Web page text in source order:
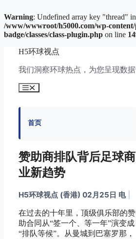
Warning: Undefined array key "thread" in
/www/wwwroot/h5000.com/wp-
badge/classes/class-plugin.php on line
H5环球视点
我们洞察环球热点，为您呈现数据
菜
首页
赞助商排队背后足球商
业新趋势
H5环球视点 (香港) 02月25日 电
在过去的十年里，顶级俱乐部的赞
助合同从“签一个、等一年”演变成
“排队等候”。从曼城到巴塞罗那，